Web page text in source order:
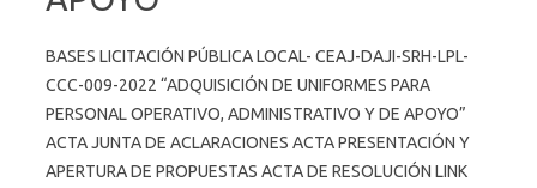
BASES LICITACIÓN PÚBLICA LOCAL- CEAJ-DAJI-SRH-LPL-
CCC-009-2022 “ADQUISICIÓN DE UNIFORMES PARA
PERSONAL OPERATIVO, ADMINISTRATIVO Y DE APOYO”
ACTA JUNTA DE ACLARACIONES ACTA PRESENTACIÓN Y
APERTURA DE PROPUESTAS ACTA DE RESOLUCIÓN LINK